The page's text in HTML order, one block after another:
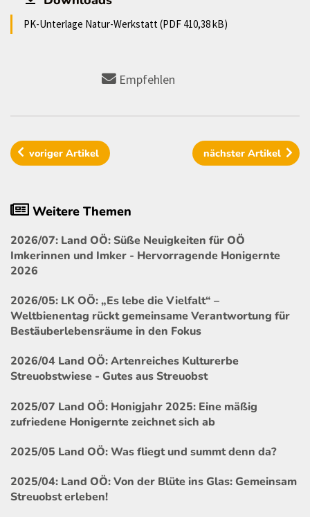
PK-Unterlage Natur-Werkstatt (PDF 410,38 kB)
Empfehlen
vorigerArtikel nächster Artikel
Weitere Themen
2026/07: Land OÖ: Süße Neuigkeiten für OÖ
Imkerinnen und Imker - Hervorragende Honigernte
2026
2026/05: LK OÖ: „Es lebe die Vielfalt“ –
Weltbienentag rückt gemeinsame Verantwortung für
Bestäuberlebensräume in den Fokus
2026/04 Land OÖ: Artenreiches Kulturerbe
Streuobstwiese - Gutes aus Streuobst
2025/07 Land OÖ: Honigjahr 2025: Eine mäßig
zufriedene Honigernte zeichnet sich ab
2025/05 Land OÖ: Was fliegt und summt denn da?
2025/04: Land OÖ: Von der Blüte ins Glas: Gemeinsam
Streuobst erleben!